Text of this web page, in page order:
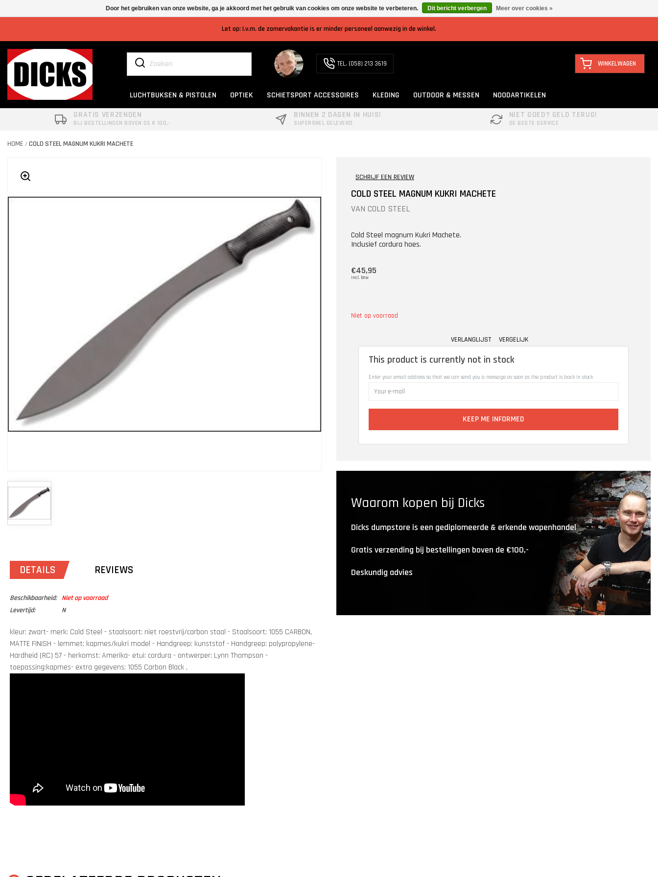
Let op: I.v.m. de zomervakantie is er minder personeel aanwezig in de winkel.
TEL. (058) 213 3619 WINKELWAGEN
LUCHTBUKSEN & PISTOLEN OPTIEK SCHIETSPORT ACCESSOIRES KLEDING OUTDOOR & MESSEN
NOODARTIKELEN
GRATIS VERZENDEN
BIJ BESTELLINGEN BOVEN DE € 100,-
BINNEN 2 DAGEN IN HUIS!
SUPERSNEL GELEVERD
NIET GOED? GELD TERUG!
DE BESTE SERVICE
HOME / COLD STEEL MAGNUM KUKRI MACHETE
DETAILS REVIEWS
Beschikbaarheid:
Niet op voorraad
Levertijd:
N
kleur: zwart- merk: Cold Steel - staalsoort: niet roestvrij/carbon staal - Staalsoort: 1055 CARBON,
MATTE FINISH - lemmet: kapmes/kukri model - Handgreep: kunststof - Handgreep: polypropylene-
Hardheid (RC) 57 - herkomst: Amerika- etui: cordura - ontwerper: Lynn Thompson -
toepassing:kapmes- extra gegevens: 1055 Carbon Black ,
SCHRIJF EEN REVIEW
COLD STEEL MAGNUM KUKRI MACHETE
VAN COLD STEEL
Cold Steel magnum Kukri Machete.
Inclusief cordura hoes.
€45,95
Incl. btw
Niet op voorraad
VERLANGLIJST VERGELIJK
This product is currently not in stock
Enter your email address so that we can send you a message as soon as the product is back in stock
KEEP ME INFORMED
Waarom kopen bij Dicks
Dicks dumpstore is een gediplomeerde & erkende wapenhandel
Gratis verzending bij bestellingen boven de €100,-
Deskundig advies
Door het gebruiken van onze website, ga je akkoord met het gebruik van cookies om onze website te verbeteren. Dit bericht verbergen Meer over cookies »